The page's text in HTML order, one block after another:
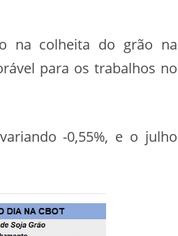
na colheita do grão na
para os trabalhos no
-0,55%, e o julho